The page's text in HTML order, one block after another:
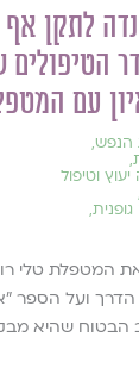
לתקן
עם
הנפש,
,
וטיפול
,
המטפלת טלי
ועל הספר
שהיא